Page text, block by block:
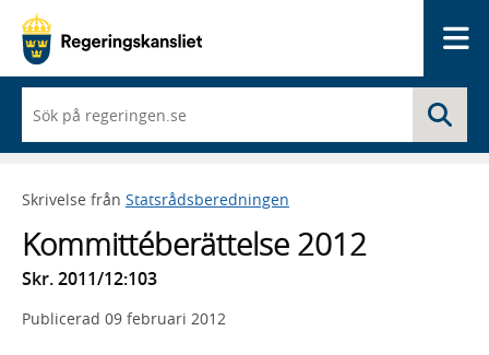
du
börjar
skriva
framträder
lista
med
sökförslag
Skrivelse från Statsrådsberedningen
Kommittéberättelse 2012
Skr. 2011/12:103
Publicerad 09 februari 2012